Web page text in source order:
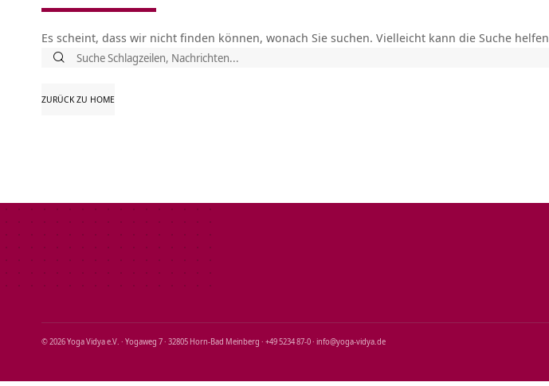
Es scheint, dass wir nicht finden können, wonach Sie suchen. Vielleicht kann die Suche helfen
Suche
ZURÜCK ZU HOME
© 2026 Yoga Vidya e.V. · Yogaweg 7 · 32805 Horn‑Bad Meinberg · +49 5234 87‑0 · info@yoga‑vidya.de